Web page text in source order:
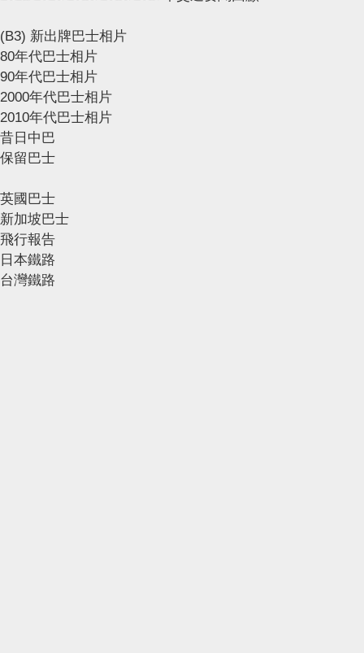
(B3) 新出牌巴士相片
80年代巴士相片
90年代巴士相片
2000年代巴士相片
2010年代巴士相片
昔日中巴
保留巴士
英國巴士
新加坡巴士
飛行報告
日本鐵路
台灣鐵路